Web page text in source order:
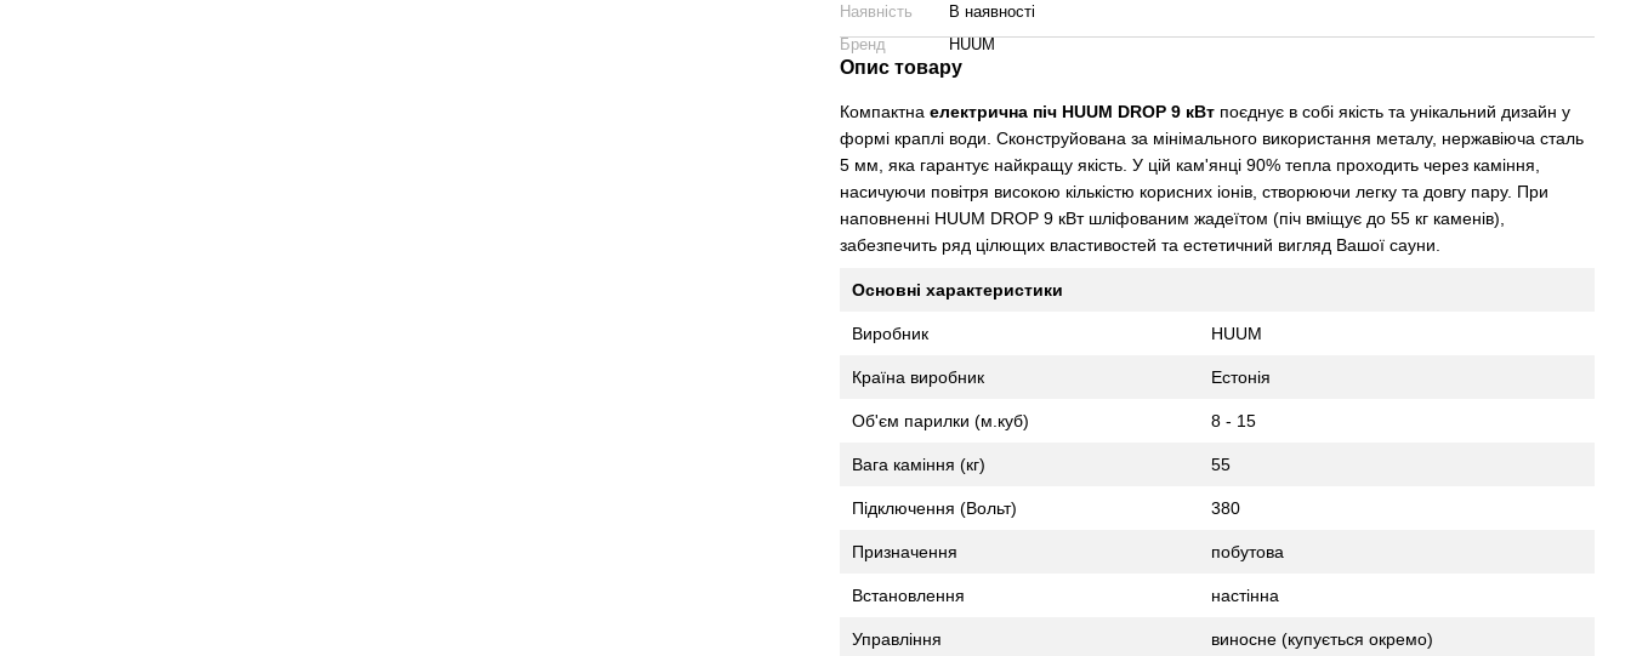
Наявність
В наявності
Бренд
HUUM
Опис товару
Компактна електрична піч HUUM DROP 9 кВт поєднує в собі якість та унікальний дизайн у
формі краплі води. Сконструйована за мінімального використання металу, нержавіюча сталь
5 мм, яка гарантує найкращу якість. У цій кам'янці 90% тепла проходить через каміння,
насичуючи повітря високою кількістю корисних іонів, створюючи легку та довгу пару. При
наповненні HUUM DROP 9 кВт шліфованим жадеїтом (піч вміщує до 55 кг каменів),
забезпечить ряд цілющих властивостей та естетичний вигляд Вашої сауни.
Основні характеристики
Виробник HUUM
Країна виробник Естонія
Об'єм парилки (м.куб) 8 - 15
Вага каміння (кг) 55
Підключення (Вольт) 380
Призначення побутова
Встановлення настінна
Управління виносне (купується окремо)